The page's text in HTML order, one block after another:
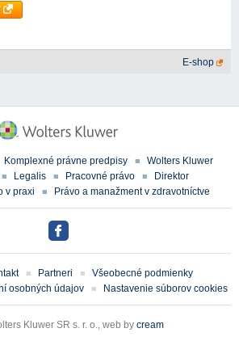
E-shop
Komplexné právne predpisy
Wolters Kluwer
Legalis Pracovné právo
Direktor
v praxi
Právo a manažment v zdravotníctve
Partneri
Všeobecné podmienky
osobných údajov
Nastavenie súborov cookies
Kluwer SR s. r. o., web by cream